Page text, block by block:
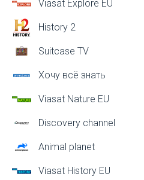
Viasat Explore EU
History 2
Suitcase TV
Хочу всё знать
Viasat Nature EU
Discovery channel
Animal planet
Viasat History EU